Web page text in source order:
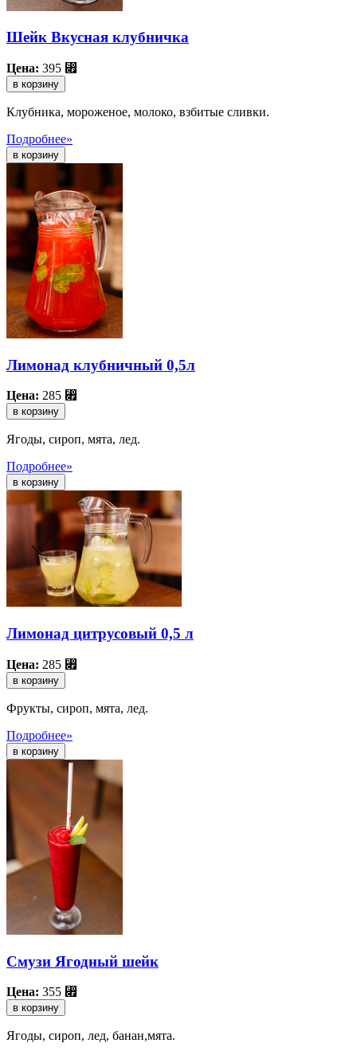
Шейк Вкусная клубничка
Цена: 395 ⃏
в корзину
Клубника, мороженое, молоко, взбитые сливки.
Подробнее»
Лимонад клубничный 0,5л
Цена: 285 ⃏
в корзину
Ягоды, сироп, мята, лед.
Подробнее»
Лимонад цитрусовый 0,5 л
Цена: 285 ⃏
в корзину
Фрукты, сироп, мята, лед.
Подробнее»
Смузи Ягодный шейк
Цена: 355 ⃏
в корзину
Ягоды, сироп, лед, банан,мята.